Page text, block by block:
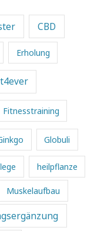
CBD
Erholung
Fitnesstraining
Globuli
heilpflanze
Muskelaufbau